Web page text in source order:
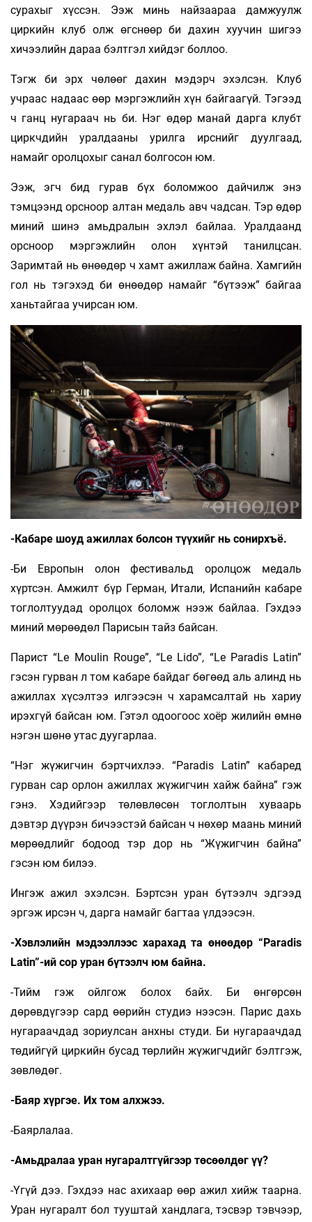
сурахыг хүссэн. Ээж минь найзаараа дамжуулж
циркийн клуб олж өгснөөр би дахин хуучин шигээ
хичээлийн дараа бэлтгэл хийдэг боллоо.
Тэгж би эрх чөлөөг дахин мэдэрч эхэлсэн. Клуб
учраас надаас өөр мэргэжлийн хүн байгаагүй. Тэгээд
ч ганц нугараач нь би. Нэг өдөр манай дарга клубт
циркчдийн уралдааны урилга ирснийг дуулгаад,
намайг оролцохыг санал болгосон юм.
Ээж, эгч бид гурав бүх боломжоо дайчилж энэ
тэмцээнд орсноор алтан медаль авч чадсан. Тэр өдөр
миний шинэ амьдралын эхлэл байлаа. Уралдаанд
орсноор мэргэжлийн олон хүнтэй танилцсан.
Заримтай нь өнөөдөр ч хамт ажиллаж байна. Хамгийн
гол нь тэгэхэд би өнөөдөр намайг “бүтээж” байгаа
ханьтайгаа учирсан юм.
-Кабаре шоуд ажиллах болсон түүхийг нь сонирхъё.
-Би Европын олон фестивальд оролцож медаль
хүртсэн. Амжилт бүр Герман, Итали, Испанийн кабаре
тоглолтуудад оролцох боломж нээж байлаа. Гэхдээ
миний мөрөөдөл Парисын тайз байсан.
Парист “Le Moulin Rouge”, “Le Lido”, “Le Paradis Latin”
гэсэн гурван л том кабаре байдаг бөгөөд аль алинд нь
ажиллах хүсэлтээ илгээсэн ч харамсалтай нь хариу
ирэхгүй байсан юм. Гэтэл одоогоос хоёр жилийн өмнө
нэгэн шөнө утас дуугарлаа.
“Нэг жүжигчин бэртчихлээ. “Paradis Latin” кабаред
гурван сар орлон ажиллах жүжигчин хайж байна” гэж
гэнэ. Хэдийгээр төлөвлөсөн тоглолтын хуваарь
дэвтэр дүүрэн бичээстэй байсан ч нөхөр маань миний
мөрөөдлийг бодоод тэр дор нь “Жүжигчин байна”
гэсэн юм билээ.
Ингэж ажил эхэлсэн. Бэртсэн уран бүтээлч эдгээд
эргэж ирсэн ч, дарга намайг багтаа үлдээсэн.
-Хэвлэлийн мэдээллээс харахад та өнөөдөр “Paradis
Latin”-ий сор уран бүтээлч юм байна.
-Тийм гэж ойлгож болох байх. Би өнгөрсөн
дөрөвдүгээр сард өөрийн студиэ нээсэн. Парис дахь
нугараачдад зориулсан анхны студи. Би нугараачдад
төдийгүй циркийн бусад төрлийн жүжигчдийг бэлтгэж,
зөвлөдөг.
-Баяр хүргэе. Их том алхжээ.
-Баярлалаа.
-Амьдралаа уран нугаралтгүйгээр төсөөлдөг үү?
-Үгүй дээ. Гэхдээ нас ахихаар өөр ажил хийж таарна.
Уран нугаралт бол тууштай хандлага, тэсвэр тэвчээр,